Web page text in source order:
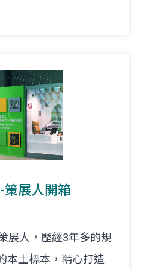
策展人開箱
展人，歷經3年多的規
本土標本，精心打造